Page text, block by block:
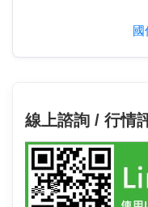
國
線上諮詢 / 行情